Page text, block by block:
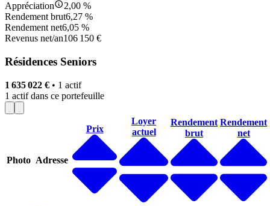
Appréciation
2,00 %
Rendement brut6,27 %
Rendement net6,05 %
Revenus net/an106 150 €
Résidences Seniors
1 635 022 € • 1 actif
1 actifdans ce portefeuille
Photo Adresse
Prix
Loyer
actuel
Rendement
brut
Rendement
net